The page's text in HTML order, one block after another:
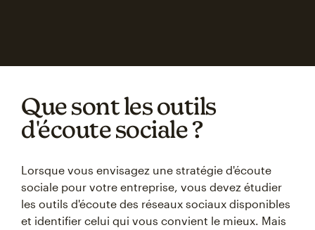
Que sont les outils
d'écoute sociale ?
Lorsque vous envisagez une stratégie d'écoute
sociale pour votre entreprise, vous devez étudier
les outils d'écoute des réseaux sociaux disponibles
et identifier celui qui vous convient le mieux. Mais